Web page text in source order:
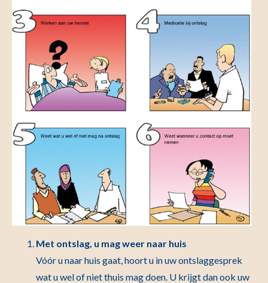
Met ontslag, u mag weer naar huis
Vóór u naar huis gaat, hoort u in uw ontslaggesprek
wat u wel of niet thuis mag doen. U krijgt dan ook uw